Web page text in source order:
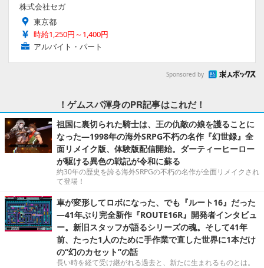
株式会社セガ
東京都
時給1,250円～1,400円
アルバイト・パート
Sponsored by
！ゲムスパ渾身のPR記事はこれだ！
祖国に裏切られた騎士は、王の仇敵の娘を護ることに
なった―1998年の海外SRPG不朽の名作『幻世録』全
面リメイク版、体験版配信開始。ダーティーヒーロー
が駆ける異色の戦記が令和に蘇る
約30年の歴史を誇る海外SRPGの不朽の名作が全面リメイクされ
て登場！
車が変形してロボになった、でも『ルート16』だった
―41年ぶり完全新作『ROUTE16R』開発者インタビュ
ー。新旧スタッフが語るシリーズの魂。そして41年
前、たった1人のために手作業で直した世界に1本だけ
の“幻のカセット”の話
長い時を経て受け継がれる過去と、新たに生まれるものとは。